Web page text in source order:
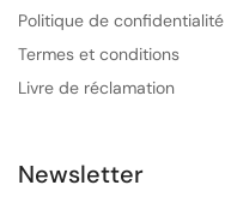
Politique de confidentialité
Termes et conditions
Livre de réclamation
Newsletter